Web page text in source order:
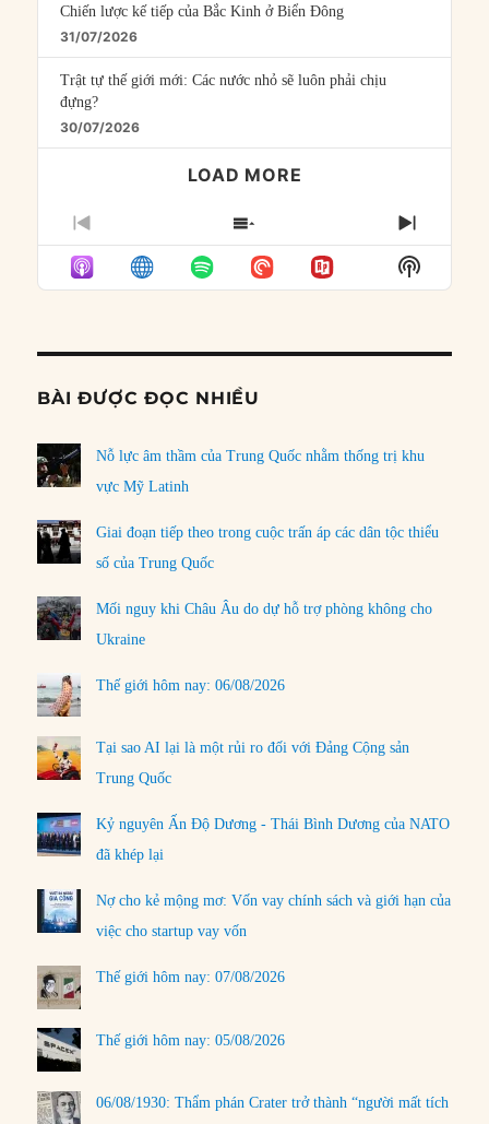
Chiến lược kế tiếp của Bắc Kinh ở Biển Đông
31/07/2026
Trật tự thế giới mới: Các nước nhỏ sẽ luôn phải chịu
đựng?
30/07/2026
LOAD MORE
PREVIOUS
EPISODE
SHOW
EPISODES
LIST
NEXT
Show
Podcast
BÀI ĐƯỢC ĐỌC NHIỀU
Nỗ lực âm thầm của Trung Quốc nhằm thống trị khu
vực Mỹ Latinh
Giai đoạn tiếp theo trong cuộc trấn áp các dân tộc thiểu
số của Trung Quốc
Mối nguy khi Châu Âu do dự hỗ trợ phòng không cho
Ukraine
Thế giới hôm nay: 06/08/2026
Tại sao AI lại là một rủi ro đối với Đảng Cộng sản
Trung Quốc
Kỷ nguyên Ấn Độ Dương - Thái Bình Dương của NATO
đã khép lại
Nợ cho kẻ mộng mơ: Vốn vay chính sách và giới hạn của
việc cho startup vay vốn
Thế giới hôm nay: 07/08/2026
Thế giới hôm nay: 05/08/2026
06/08/1930: Thẩm phán Crater trở thành “người mất tích